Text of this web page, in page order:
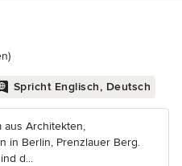
von 5 Sternen
Spricht Englisch, Deutsch
aus Architekten,
in Berlin, Prenzlauer Berg.
d...